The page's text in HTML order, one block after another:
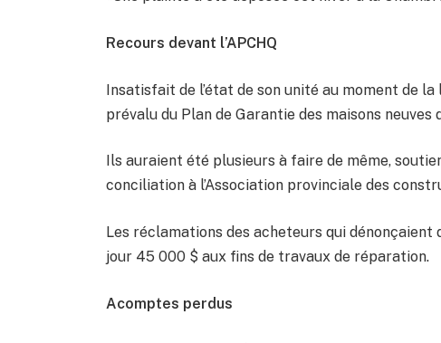
Recours devant l’APCHQ
Insatisfait de l’état de son unité au moment de
prévalu du Plan de Garantie des maisons
Ils auraient été plusieurs à faire de même,
conciliation à l’Association provinciale des
Les réclamations des acheteurs qui
jour 45 000 $ aux fins de travaux de réparation.
Acomptes perdus